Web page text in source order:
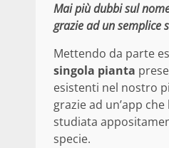
Mai più dubbi sul
grazie ad un semplice
Mettendo da parte
singola pianta
esistenti nel nostro
grazie ad un’app
studiata
specie.